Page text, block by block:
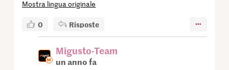
Mostra lingua originale
0 Risposte
Migusto-Team
un anno fa